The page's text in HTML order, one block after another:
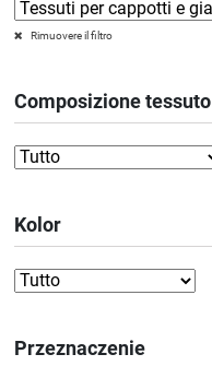
Rimuovere il filtro
Composizione tessuto
Kolor
Przeznaczenie